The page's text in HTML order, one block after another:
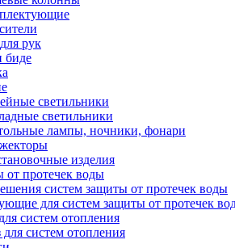
рук
биде
светильники
светильники
лампы, ночники, фонари
изделия
от протечек воды
систем защиты от протечек воды
для систем защиты от протечек
систем отопления
систем отопления